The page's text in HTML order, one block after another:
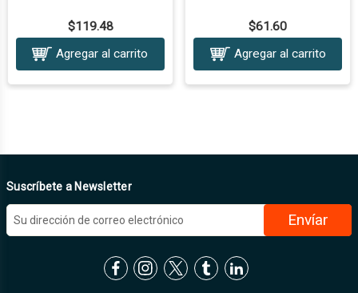
$119.48
Agregar al carrito
$61.60
Agregar al carrito
Suscríbete a Newsletter